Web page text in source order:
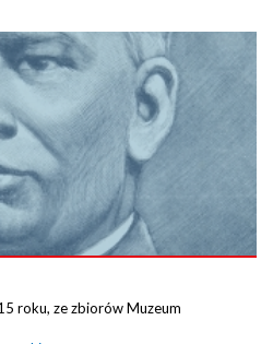
roku, ze zbiorów Muzeum